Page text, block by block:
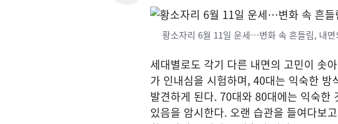
황소자리 6월 11일 운세…변화 속 흔들림, 내
세대별로도 각기 다른 내면의 고민이 솟
가 인내심을 시험하며, 40대는 익숙한
발견하게 된다. 70대와 80대에는 익숙한
있음을 암시한다. 오랜 습관을 들여다보